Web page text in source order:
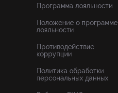
Программа лояльности
Положение о программе
лояльности
Противодействие
коррупции
Политика обработки
персональных данных